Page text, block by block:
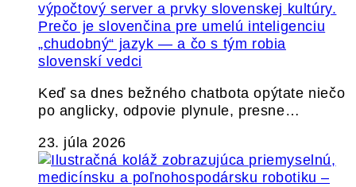
Prečo je slovenčina pre umelú inteligenciu
„chudobný“ jazyk — a čo s tým robia
slovenskí vedci
Keď sa dnes bežného chatbota opýtate niečo
po anglicky, odpovie plynule, presne…
23. júla 2026